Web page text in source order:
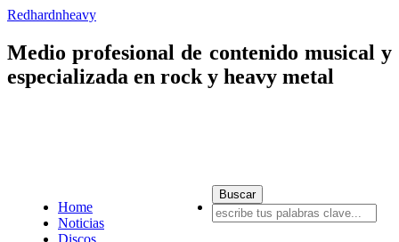
Redhardnheavy
Medio profesional de contenido musical y
especializada en rock y heavy metal
Home
Noticias
Discos